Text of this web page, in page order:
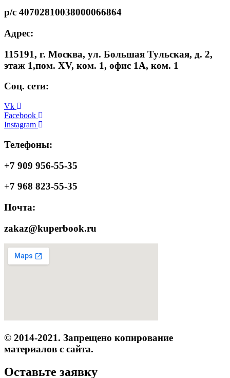
р/с 40702810038000066864
Адрес:
115191, г. Москва, ул. Большая Тульская, д. 2,
этаж 1,пом. XV, ком. 1, офис 1А, ком. 1
Соц. сети:
Vk
Facebook
Instagram
Телефоны:
+7 909 956-55-35
+7 968 823-55-35
Почта:
zakaz@kuperbook.ru
© 2014-2021. Запрещено копирование
материалов с сайта.
Оставьте заявку